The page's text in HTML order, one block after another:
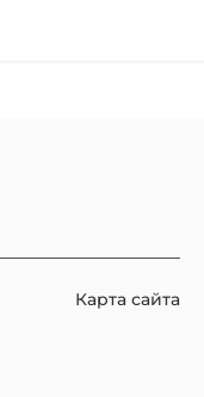
Карта сайта